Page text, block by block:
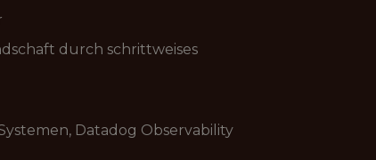
durch schrittweises
Datadog Observability